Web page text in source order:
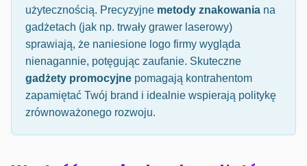
użytecznością. Precyzyjne metody znakowania na
gadżetach (jak np. trwały grawer laserowy)
sprawiają, że naniesione logo firmy wygląda
nienagannie, potęgując zaufanie. Skuteczne
gadżety promocyjne pomagają kontrahentom
zapamiętać Twój brand i idealnie wspierają politykę
zrównoważonego rozwoju.